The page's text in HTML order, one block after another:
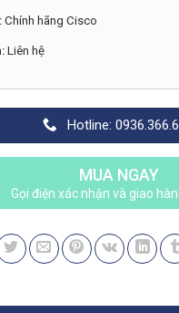
Chính hãng Cisco
Liên hệ
Hotline:
MUA NGAY
Gọi điện xác nhận và giao